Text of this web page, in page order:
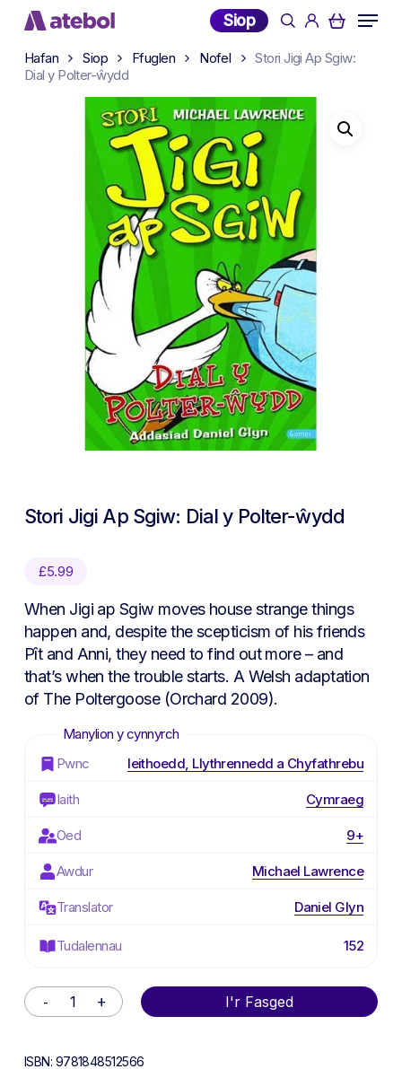
Skip
main
content
Siop searchaccount
Menu
Hafan Siop Ffuglen Nofel
Stori Jigi Ap Sgiw:
Dial y Polter-ŵydd
Stori Jigi Ap Sgiw: Dial y Polter-ŵydd
£5.99
When Jigi ap Sgiw moves house strange things
happen and, despite the scepticism of his friends
Pît and Anni, they need to find out more – and
that’s when the trouble starts. A Welsh adaptation
of The Poltergoose (Orchard 2009).
Pwnc Ieithoedd, Llythrennedd a Chyfathrebu
Iaith Cymraeg
Oed 9+
Awdur Michael Lawrence
Translator Daniel Glyn
Tudalennau 152
I'r Fasged
Alternative:
ISBN: 9781848512566